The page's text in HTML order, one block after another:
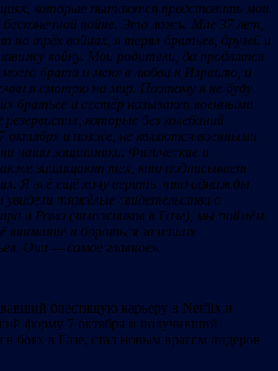
которые пытаются представить мои
бесконечной войне. Это ложь. Мне 37 лет,
на трёх войнах, я терял братьев, друзей и
войну. Мои родители, да продлятся
брата и меня в любви к Израилю, и
я смотрю на мир. Поэтому я не буду
братьев и сестёр называют военными
резервисты, которые без колебаний
7 октября и позже, не являются военными
наши защитники. Физические и
защищают тех, кто подписывает
Я всё ещё хочу верить, что однажды,
увидели тяжёлые свидетельства о
и Рома (заложников в Газе), мы поймём,
внимание и бороться за наших
Они — самое главное».
блестящую карьеру в Netflix и
форму 7 октября и получивший
в боях в Газе, стал новым врагом лидеров